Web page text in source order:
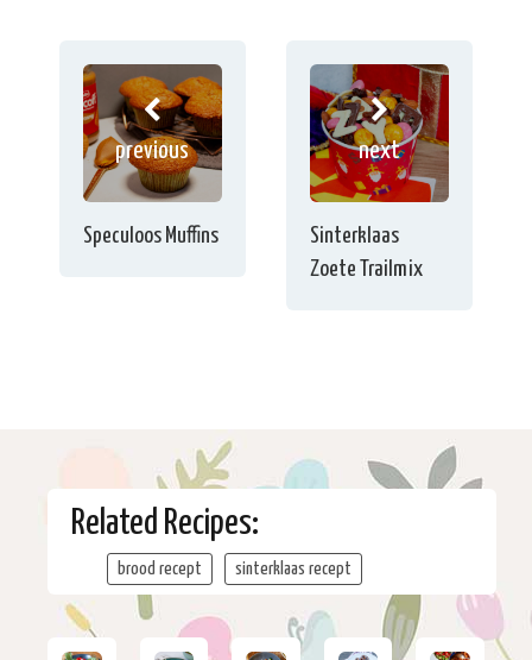
previous
Speculoos Muffins
next
Sinterklaas
Zoete Trailmix
Related Recipes:
brood recept sinterklaas recept